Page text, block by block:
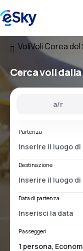
VoliVoli Corea del
Cerca volidalla
a/r
Partenza
Destinazione
Data di partenza
Passeggeri